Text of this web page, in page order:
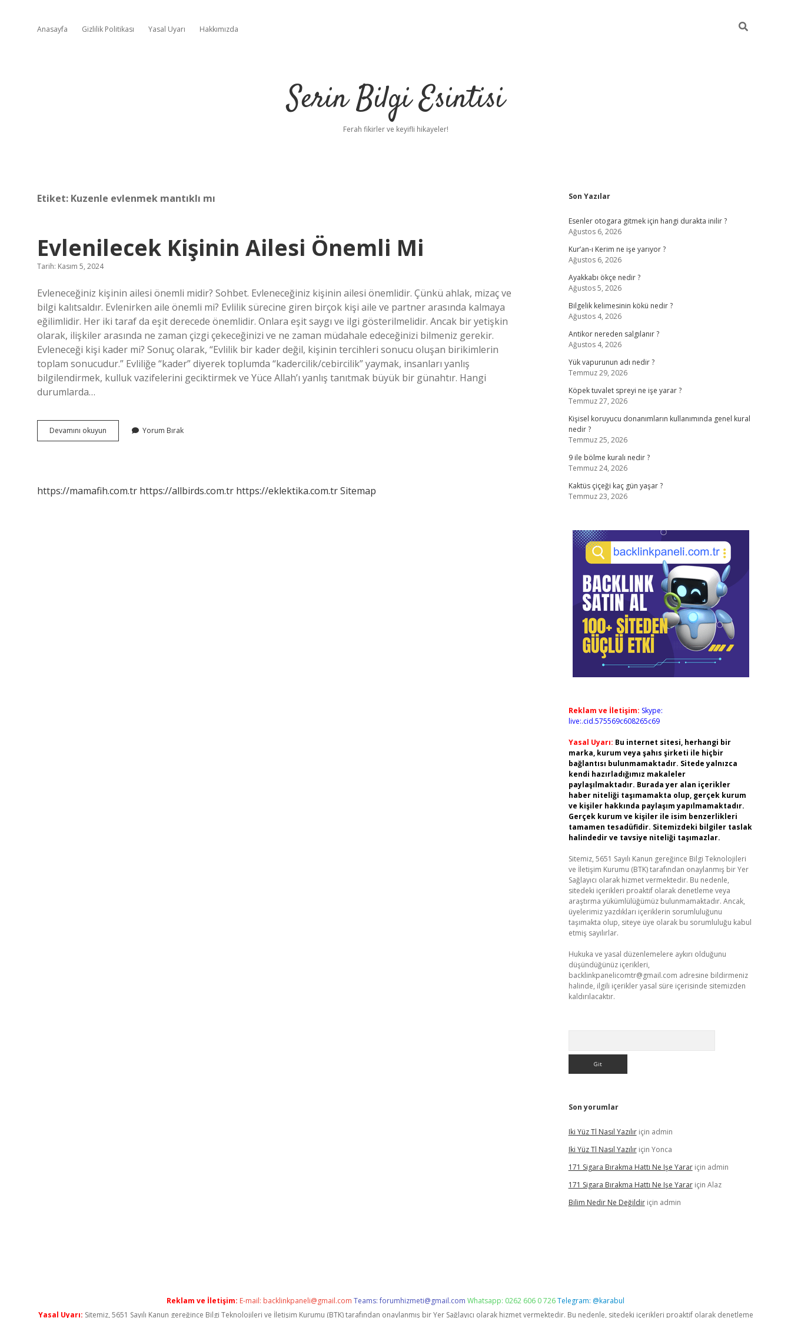
Anasayfa Gizlilik Politikası Yasal Uyarı Hakkımızda
Serin Bilgi Esintisi
Ferah fikirler ve keyifli hikayeler!
Etiket: Kuzenle evlenmek mantıklı mı
Evlenilecek Kişinin Ailesi Önemli Mi
Tarih: Kasım 5, 2024
Evleneceğiniz kişinin ailesi önemli midir? Sohbet. Evleneceğiniz kişinin ailesi önemlidir. Çünkü ahlak, mizaç ve
bilgi kalıtsaldır. Evlenirken aile önemli mi? Evlilik sürecine giren birçok kişi aile ve partner arasında kalmaya
eğilimlidir. Her iki taraf da eşit derecede önemlidir. Onlara eşit saygı ve ilgi gösterilmelidir. Ancak bir yetişkin
olarak, ilişkiler arasında ne zaman çizgi çekeceğinizi ve ne zaman müdahale edeceğinizi bilmeniz gerekir.
Evleneceği kişi kader mi? Sonuç olarak, “Evlilik bir kader değil, kişinin tercihleri ​​sonucu oluşan birikimlerin
toplam sonucudur.” Evliliğe “kader” diyerek toplumda “kadercilik/cebircilik” yaymak, insanları yanlış
bilgilendirmek, kulluk vazifelerini geciktirmek ve Yüce Allah’ı yanlış tanıtmak büyük bir günahtır. Hangi
durumlarda…
Devamını okuyun Evlenilecek
Kişinin
Yorum Bırak
https://mamafih.com.tr https://allbirds.com.tr https://eklektika.com.trSitemap
Sidebar
Son Yazılar
Esenler otogara gitmek için hangi durakta inilir ?
Ağustos 6, 2026
Kur’an-ı Kerim ne işe yarıyor ?
Ağustos 6, 2026
Ayakkabı ökçe nedir ?
Ağustos 5, 2026
Bilgelik kelimesinin kökü nedir ?
Ağustos 4, 2026
Antikor nereden salgılanır ?
Ağustos 4, 2026
Yük vapurunun adı nedir ?
Temmuz 29, 2026
Köpek tuvalet spreyi ne işe yarar ?
Temmuz 27, 2026
Kişisel koruyucu donanımların kullanımında genel kural
nedir ?
Temmuz 25, 2026
9 ile bölme kuralı nedir ?
Temmuz 24, 2026
Kaktüs çiçeği kaç gün yaşar ?
Temmuz 23, 2026
Reklam ve İletişim: Skype:
live:.cid.575569c608265c69
Yasal Uyarı: Bu internet sitesi, herhangi bir
marka, kurum veya şahıs şirketi ile hiçbir
bağlantısı bulunmamaktadır. Sitede yalnızca
kendi hazırladığımız makaleler
paylaşılmaktadır. Burada yer alan içerikler
haber niteliği taşımamakta olup, gerçek kurum
ve kişiler hakkında paylaşım yapılmamaktadır.
Gerçek kurum ve kişiler ile isim benzerlikleri
tamamen tesadüfidir. Sitemizdeki bilgiler taslak
halindedir ve tavsiye niteliği taşımazlar.
Sitemiz, 5651 Sayılı Kanun gereğince Bilgi Teknolojileri
ve İletişim Kurumu (BTK) tarafından onaylanmış bir Yer
Sağlayıcı olarak hizmet vermektedir. Bu nedenle,
sitedeki içerikleri proaktif olarak denetleme veya
araştırma yükümlülüğümüz bulunmamaktadır. Ancak,
üyelerimiz yazdıkları içeriklerin sorumluluğunu
taşımakta olup, siteye üye olarak bu sorumluluğu kabul
etmiş sayılırlar.
Hukuka ve yasal düzenlemelere aykırı olduğunu
düşündüğünüz içerikleri,
backlinkpanelicomtr@gmail.com adresine bildirmeniz
halinde, ilgili içerikler yasal süre içerisinde sitemizden
kaldırılacaktır.
Son yorumlar
Iki Yüz Tl Nasıl Yazılıriçin admin
Iki Yüz Tl Nasıl Yazılıriçin Yonca
171 Sigara Bırakma Hattı Ne Işe Yarariçin admin
171 Sigara Bırakma Hattı Ne Işe Yarariçin Alaz
Bilim Nedir Ne Değildiriçin admin
Reklam ve İletişim: E-mail: backlinkpaneli@gmail.com Teams:forumhizmeti@gmail.com Whatsapp: 0262 606 0 726Telegram: @karabul
Yasal Uyarı: Sitemiz, 5651 Sayılı Kanun gereğince Bilgi Teknolojileri ve İletişim Kurumu (BTK) tarafından onaylanmış bir Yer Sağlayıcı olarak hizmet vermektedir. Bu nedenle, sitedeki içerikleri proaktif olarak denetleme